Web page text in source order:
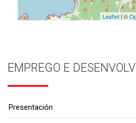
Leaflet| ©
EMPREGO E
Presentación